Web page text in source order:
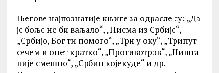
Његове најпознатије књиге за одрасле су: „Да
је боље не би ваљало“, „Писма из Србије“,
„Србијо, Бог ти помого“, „Трн у оку“, „Трипут
сечем и опет кратко“, „Противотров“, „Ништа
није смешно“, „Србин којекуде“ и др.